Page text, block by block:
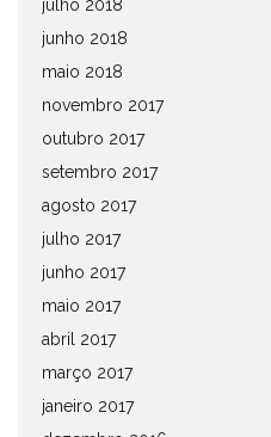
julho 2018
junho 2018
maio 2018
novembro 2017
outubro 2017
setembro 2017
agosto 2017
julho 2017
junho 2017
maio 2017
abril 2017
março 2017
janeiro 2017